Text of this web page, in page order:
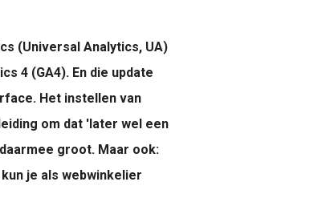
(Universal Analytics, UA)
4 (GA4). En die update
Het instellen van
om dat 'later wel een
groot. Maar ook:
je als webwinkelier